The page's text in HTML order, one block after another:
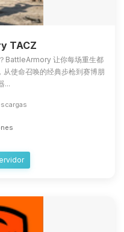
TACZ
BattleArmory 让你每场重生都
使命召唤的经典步枪到赛博朋
...
tu pequeno
Cuentame
ayudarte.